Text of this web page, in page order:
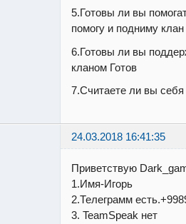
5.Готовы ли вы
помогу и подниму клан
6.Готовы ли вы
кланом Готов
7.Считаете ли вы
24.03.2018 16:41:35
Приветствую
1.Имя-Игорь
2.Телеграмм
3. TeamSpeak нет